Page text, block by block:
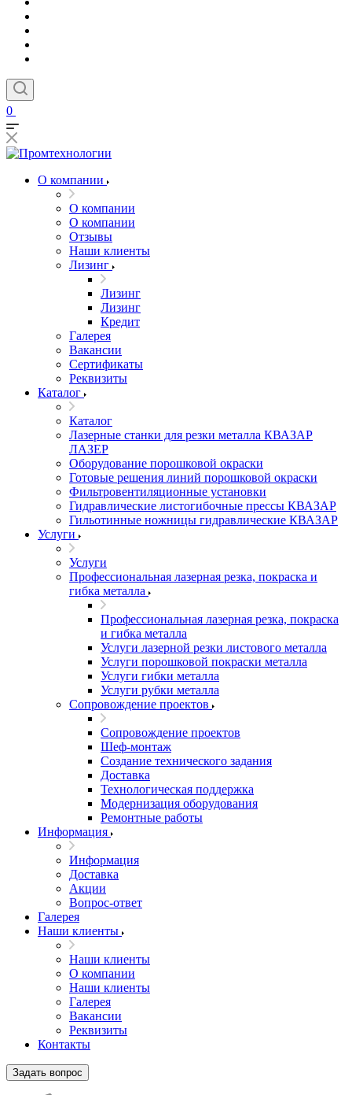
0
О компании
О компании
О компании
Отзывы
Наши клиенты
Лизинг
Лизинг
Лизинг
Кредит
Галерея
Вакансии
Сертификаты
Реквизиты
Каталог
Каталог
Лазерные станки для резки металла КВАЗАР
ЛАЗЕР
Оборудование порошковой окраски
Готовые решения линий порошковой окраски
Фильтровентиляционные установки
Гидравлические листогибочные прессы КВАЗАР
Гильотинные ножницы гидравлические КВАЗАР
Услуги
Услуги
Профессиональная лазерная резка, покраска и
гибка металла
Профессиональная лазерная резка, покраска
и гибка металла
Услуги лазерной резки листового металла
Услуги порошковой покраски металла
Услуги гибки металла
Услуги рубки металла
Сопровождение проектов
Сопровождение проектов
Шеф-монтаж
Создание технического задания
Доставка
Технологическая поддержка
Модернизация оборудования
Ремонтные работы
Информация
Информация
Доставка
Акции
Вопрос-ответ
Галерея
Наши клиенты
Наши клиенты
О компании
Наши клиенты
Галерея
Вакансии
Реквизиты
Контакты
Задать вопрос